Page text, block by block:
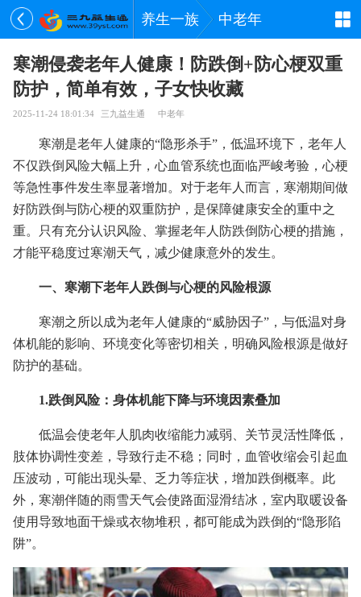
养生一族 中老年
寒潮侵袭老年人健康！防跌倒+防心梗双重
防护，简单有效，子女快收藏
2025-11-24 18:01:34 三九益生通 中老年
寒潮是老年人健康的“隐形杀手”，低温环境下，老年人
不仅跌倒风险大幅上升，心血管系统也面临严峻考验，心梗
等急性事件发生率显著增加。对于老年人而言，寒潮期间做
好防跌倒与防心梗的双重防护，是保障健康安全的重中之
重。只有充分认识风险、掌握老年人防跌倒防心梗的措施，
才能平稳度过寒潮天气，减少健康意外的发生。
一、寒潮下老年人跌倒与心梗的风险根源
寒潮之所以成为老年人健康的“威胁因子”，与低温对身
体机能的影响、环境变化等密切相关，明确风险根源是做好
防护的基础。
1.跌倒风险：身体机能下降与环境因素叠加
低温会使老年人肌肉收缩能力减弱、关节灵活性降低，
肢体协调性变差，导致行走不稳；同时，血管收缩会引起血
压波动，可能出现头晕、乏力等症状，增加跌倒概率。此
外，寒潮伴随的雨雪天气会使路面湿滑结冰，室内取暖设备
使用导致地面干燥或衣物堆积，都可能成为跌倒的“隐形陷
阱”。